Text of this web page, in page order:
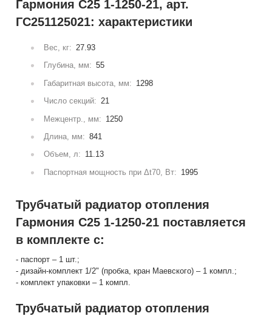
Гармония С25 1-1250-21, арт.
ГС251125021: характеристики
Вес, кг: 27.93
Глубина, мм: 55
Габаритная высота, мм: 1298
Число секций: 21
Межцентр., мм: 1250
Длина, мм: 841
Объем, л: 11.13
Паспортная мощность при Δt70, Вт: 1995
Трубчатый радиатор отопления
Гармония С25 1-1250-21 поставляется
в комплекте с:
- паспорт – 1 шт.;
- дизайн-комплект 1/2" (пробка, кран Маевского) – 1 компл.;
- комплект упаковки – 1 компл.
Трубчатый радиатор отопления